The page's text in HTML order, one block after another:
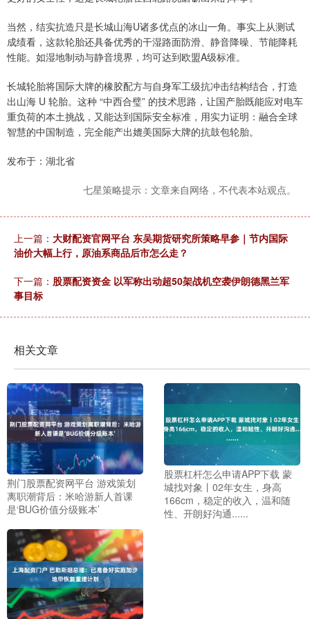
当然，结实抗造只是长城山海U诸多优点的冰山一角。事实上从测试
成绩看，这款轮胎还具备优秀的干湿路面防滑、静音降噪、节能降耗
性能。如湿地制动与静音境界，均可达到欧盟A级标准。
长城轮胎将国际大牌的橡胶配方与自身军工级抗冲击结构结合，打造
出山海 U 轮胎。这种 “中西合璧” 的技术思路，让国产胎既能应对电车
重负荷的本土挑战，又能达到国际安全标准，用实力证明：融合全球
智慧的中国制造，完全能产出媲美国际大牌的抗鼓包轮胎。
发布于：湖北省
七星策略提示：文章来自网络，不代表本站观点。
上一篇： 大财配资官网平台 东吴期货研究所策略早参｜节内国际
油价大幅上行，原油系商品后市怎么走？
下一篇： 股票配资资金 以军称出动超50架战机空袭伊朗德黑兰军
事目标
相关文章
荆门股票配资网平台 游戏策划
离职潮背后：米哈游新人首课
是‘BUG价值分级账本’
股票杠杆怎么申请APP下载 蒙
城找对象丨02年女生，身高
166cm，稳定的收入，温和随
性、开朗好沟通......